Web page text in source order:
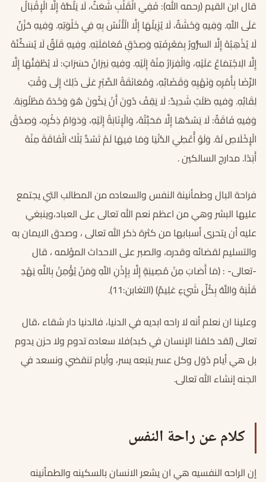
قال ابن القيم (رحمه الله): فَفِي الْقَلْبِ شَعَثٌ، لَا يَلُمُّهُ إِلَّا الْإِقْبَالُ
عَلَى اللَّهِ. وَفِيهِ وَحْشَةٌ، لَا يُزِيلُهَا إِلَّا الْأُنْسُ بِهِ فِي خَلْوَتِهِ. وَفِيهِ حُزْنٌ
لَا يُذْهِبُهُ إِلَّا السُّرُورُ بِمَعْرِفَتِهِ وَصِدْقِ مُعَامَلَتِهِ. وفِيهِ قَلَقٌ لَا يُسَكِّنُهُ
إِلَّا الِاجْتِمَاعُ عَلَيْهِ، وَالْفِرَارُ مِنْهُ إِلَيْهِ. وفِيهِ نِيرَانُ حَسَرَاتٍ: لَا يُطْفِئُهَا إِلَّا
الرِّضَا بِأَمْرِهِ وَنَهْيِهِ وَقَضَائِهِ، وَمُعَانَقَةُ الصَّبْرِ عَلَى ذَلِكَ إِلَى وَقْتِ
لِقَائِهِ. وَفيهِ طَلَبٌ شَدِيدٌ: لَا يَقِفُ دُونَ أَنْ يَكُونَ هُوَ وَحْدَهُ مَطْلُوبَهُ.
وَفِيهِ فَاقَةٌ: لَا يَسُدُّهَا إِلَّا مَحَبَّتُهُ، وَالْإِنَابَةُ إِلَيْهِ، وَدَوَامُ ذِكْرِهِ، وَصِدْقُ
الْإِخْلَاصِ لَهُ. وَلَوْ أُعْطِيَ الدُّنْيَا وَمَا فِيهَا لَمْ تَسُدَّ تِلْكَ الْفَاقَةَ مِنْهُ
أَبَدًا. مدارج السالكين .
فراحة البال وطمأنينة النفس والسعاده من المطالب التي يجتمع
عليها البشر وهي من اعظم نعم الله تعالى على العباد،وينبغي
عليه أن يتحرى أسبابها من كثرة ذكر الله تعالى ، وصدق الايمان به
والتسليم لقضائه وقدره، والصبر على الاحداث المؤلمه ، قال
-تعالى- : (مَا أَصَابَ مِنْ مُصِيبَةٍ إِلَّا بِإِذْنِ اللَّهِ وَمَنْ يُؤْمِنْ بِاللَّهِ يَهْدِ
قَلْبَهُ وَاللَّهُ بِكُلِّ شَيْءٍ عَلِيمٌ) (التغابن:11).
وعلينا ان نعلم أنه لا راحه ابديه في الدنيا، فالدنيا دار شقاء ،قال
تعالى (لقد خلقنا الإنسان في كبد)فلا سعاده تدوم ولا حزن يدوم
بل هي أيام دُوَل وكل عسر يتبعه يسر، وأيام تنقضي ونسعد في
الجنه إنشاء الله تعالى.
كلام عن راحة النفس
إن الراحه النفسيه هي ان يشعر الانسان بالسكينه والطمأنينه